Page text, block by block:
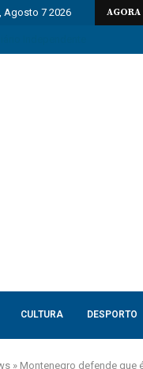
Agosto 7 2026 AGORA
CULTURA DESPORTO
» Montenegro defende que